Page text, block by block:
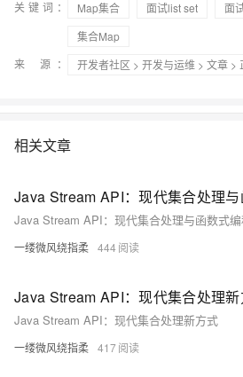
关键词： Map集合 面试list set 面
集合Map
来 源：
开发者社区 > 开发与运维 > 文章 >
相关文章
Java Stream API：现代集合处理
Java Stream API：现代集合处理与函数式
一缕微风绕指柔 444
Java Stream API：现代集合处理
Java Stream API：现代集合处理新方式
一缕微风绕指柔 417